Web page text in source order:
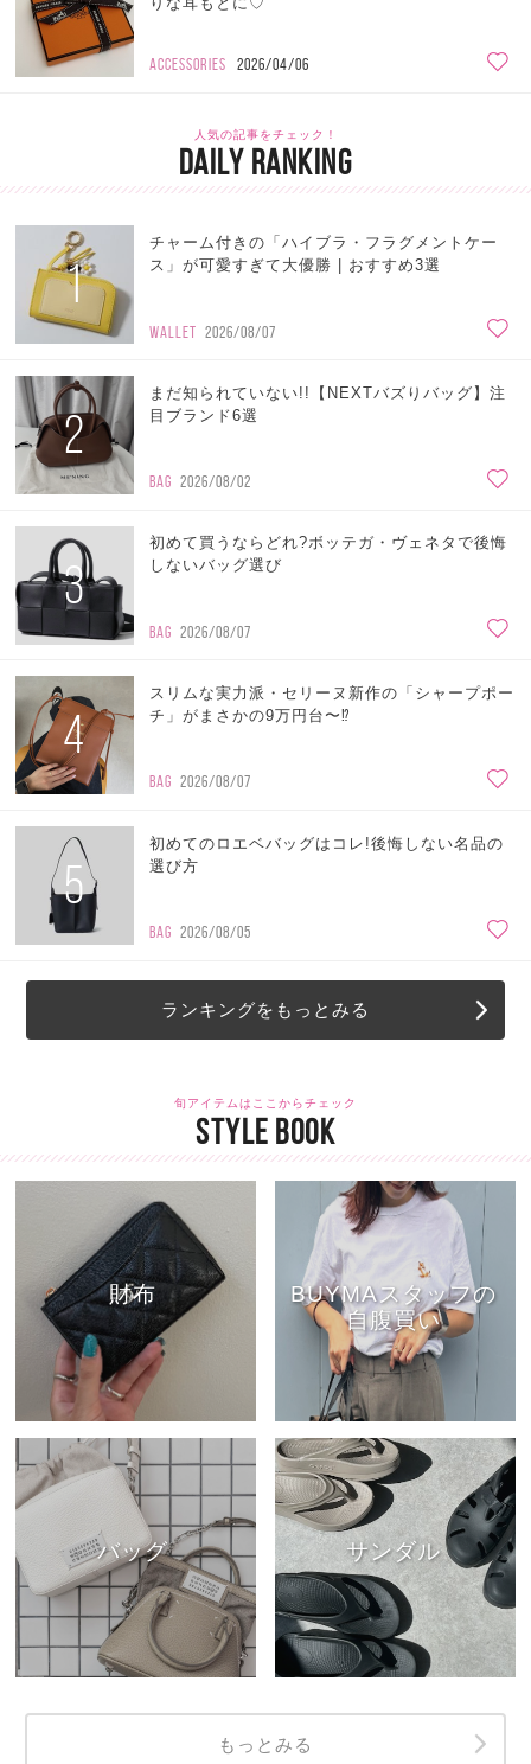
ACCESSORIES 2026/04/06
人気の記事をチェック！
DAILY RANKING
1
チャーム付きの「ハイブラ・フラグメントケー
ス」が可愛すぎて大優勝 | おすすめ3選
WALLET 2026/08/07
2
まだ知られていない!!【NEXTバズりバッグ】注
目ブランド6選
BAG 2026/08/02
3
初めて買うならどれ?ボッテガ・ヴェネタで後悔
しないバッグ選び
BAG 2026/08/07
4
スリムな実力派・セリーヌ新作の「シャープポー
チ」がまさかの9万円台〜⁉
BAG 2026/08/07
5
初めてのロエベバッグはコレ!後悔しない名品の
選び方
BAG 2026/08/05
ランキングをもっとみる
旬アイテムはここからチェック
STYLE BOOK
財布
BUYMAスタッフの
自腹買い
バッグ サンダル
もっとみる